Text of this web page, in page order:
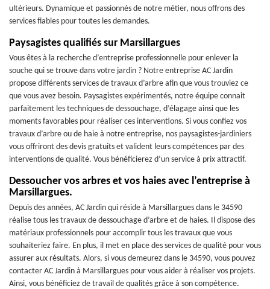
ultérieurs. Dynamique et passionnés de notre métier, nous offrons des
services fiables pour toutes les demandes.
Paysagistes qualifiés sur Marsillargues
Vous êtes à la recherche d’entreprise professionnelle pour enlever la
souche qui se trouve dans votre jardin ? Notre entreprise AC Jardin
propose différents services de travaux d’arbre afin que vous trouviez ce
que vous avez besoin. Paysagistes expérimentés, notre équipe connait
parfaitement les techniques de dessouchage, d’élagage ainsi que les
moments favorables pour réaliser ces interventions. Si vous confiez vos
travaux d’arbre ou de haie à notre entreprise, nos paysagistes-jardiniers
vous offriront des devis gratuits et valident leurs compétences par des
interventions de qualité. Vous bénéficierez d’un service à prix attractif.
Dessoucher vos arbres et vos haies avec l’entreprise à
Marsillargues.
Depuis des années, AC Jardin qui réside à Marsillargues dans le 34590
réalise tous les travaux de dessouchage d’arbre et de haies. Il dispose des
matériaux professionnels pour accomplir tous les travaux que vous
souhaiteriez faire. En plus, il met en place des services de qualité pour vous
assurer aux résultats. Alors, si vous demeurez dans le 34590, vous pouvez
contacter AC Jardin à Marsillargues pour vous aider à réaliser vos projets.
Ainsi, vous bénéficiez de travail de qualités grâce à son compétence.